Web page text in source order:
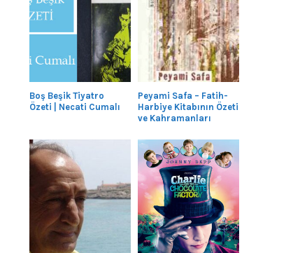
Boş Beşik Tiyatro
Özeti | Necati Cumalı
Peyami Safa – Fatih-
Harbiye Kitabının Özeti
ve Kahramanları